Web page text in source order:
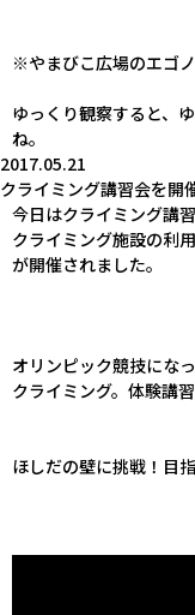
※やまびこ広場のエゴ
ゆっくり観察すると、
ね。
2017.05.21
クライミング講習会を開
今日はクライミング講習
クライミング施設の利
が開催されました。
オリンピック競技にな
クライミング。体験講
ほしだの壁に挑戦！目